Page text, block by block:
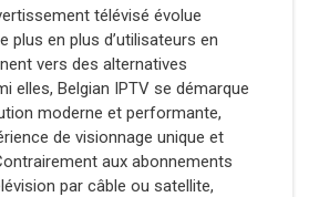
Store
Team
télévisé évolue
plus en plus d’utilisateurs en
vers des alternatives
elles, Belgian IPTV se démarque
moderne et performante,
de visionnage unique et
aux abonnements
par câble ou satellite,